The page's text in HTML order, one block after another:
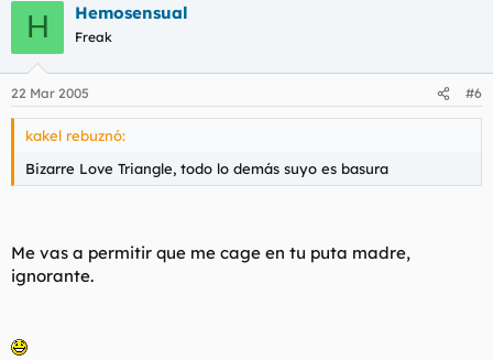
H Hemosensual
Freak
22 Mar 2005 #6
kakel rebuznó:
Bizarre Love Triangle, todo lo demás suyo es basura
Me vas a permitir que me cage en tu puta madre,
ignorante.